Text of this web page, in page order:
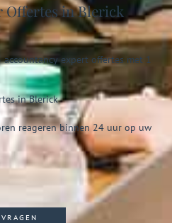
Offertes in Blerick
expert offertes met 1
in Blerick
reageren binnen 24 uur op uw